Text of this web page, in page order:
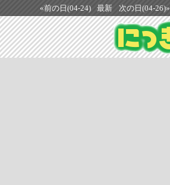
«前の日(04-24) 最新 次の日(04-26)»